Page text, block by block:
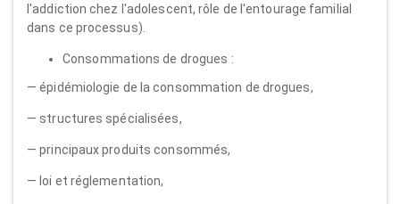
l'addiction chez l'adolescent, rôle de l'entourage familial
dans ce processus).
Consommations de drogues :
— épidémiologie de la consommation de drogues,
— structures spécialisées,
— principaux produits consommés,
— loi et réglementation,